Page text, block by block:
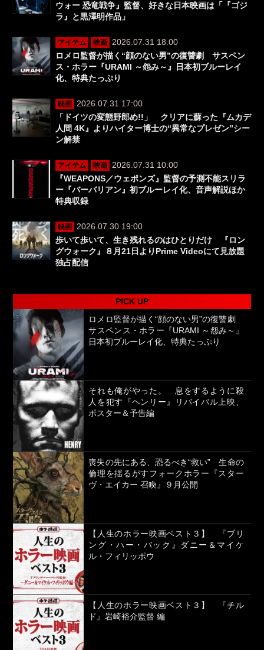
ウォー 恐竜戦争』監督、好きな日本映画は「『ゴジ
ラ』と黒澤明作品」
アイテム 映画 2026.07.31 18:00
ロメロ監督が描く“顔のない男”の復讐劇 サスペン
ス・ホラー『URAMI ～怨み～』日本初ブルーレイ
化、特典たっぷり
映画 2026.07.31 17:00
「ドイツの変態野郎め!!」 クリアに蘇った『ムカデ
人間 4K』よりハイター博士の“異常なプレゼン”シー
ン解禁
アイテム 映画 2026.07.31 10:00
『WEAPONS／ウェポンズ』監督の予測不能スリラ
ー『バーバリアン』初ブルーレイ化、音声解説ほか
特典収録
映画 2026.07.30 19:00
歩いて歩いて、生き残れるのはひとりだけ 『ロン
グウォーク』８月21日よりPrime Videoにて見放題
独占配信
PICK UP
ロメロ監督が描く“顔のない男”の復讐劇
サスペンス・ホラー『URAMI ～怨み～』
日本初ブルーレイ化、特典たっぷり
それも俺がやった。 息をするように殺
人を犯す『ヘンリー』リバイバル上映、
ポスター＆予告編
喪失の先にある、恐るべき“救い” 生命の
倫理を揺るがすフォークホラー『スター
ヴ・エイカー 召喚』９月公開
【人生のホラー映画ベスト３】 『ブリ
ング・ハー・バック』ダニー＆マイケ
ル・フィリッポウ
【人生のホラー映画ベスト３】 『チル
ド』岩崎裕介監督 編